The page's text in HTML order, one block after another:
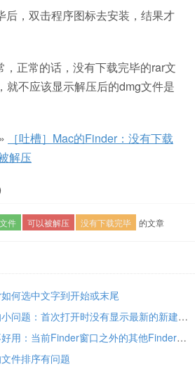
后，双击程序图标去安装，结果才
，正常的话，没有下载完毕的rar文
就不应该显示解压后的dmg文件是
»
［吐槽］Mac的Finder：没有下载
解压
件 可以被解压 没有下载完毕 的文章
何选中文字到开始或末尾
［吐槽］Mac的Finder的小问题：首次打开时没有显示最新的新建文件夹
［吐槽］Mac中Finder不好用：当前Finder窗口之外的其他Finder窗口遮挡住其他的想要拖动文件过去的程序的窗口
件排序有问题